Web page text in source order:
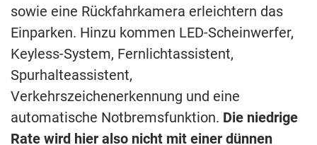
sowie eine Rückfahrkamera erleichtern das
Einparken. Hinzu kommen LED-Scheinwerfer,
Keyless-System, Fernlichtassistent,
Spurhalteassistent,
Verkehrszeichenerkennung und eine
automatische Notbremsfunktion. Die niedrige
Rate wird hier also nicht mit einer dünnen